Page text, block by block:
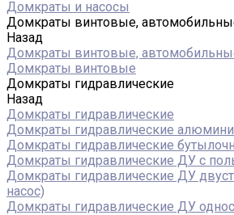
Домкраты и насосы
Домкраты винтовые,
Назад
Домкраты винтовые,
Домкраты винтовые
Домкраты гидравлические
Назад
Домкраты гидравлические
Домкраты гидравлические
Домкраты гидравлические
Домкраты гидравлические ДУ c
Домкраты гидравлические ДУ
насос)
Домкраты гидравлические ДУ